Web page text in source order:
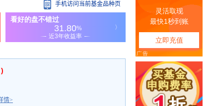
手机访问当前基金品种页
情>